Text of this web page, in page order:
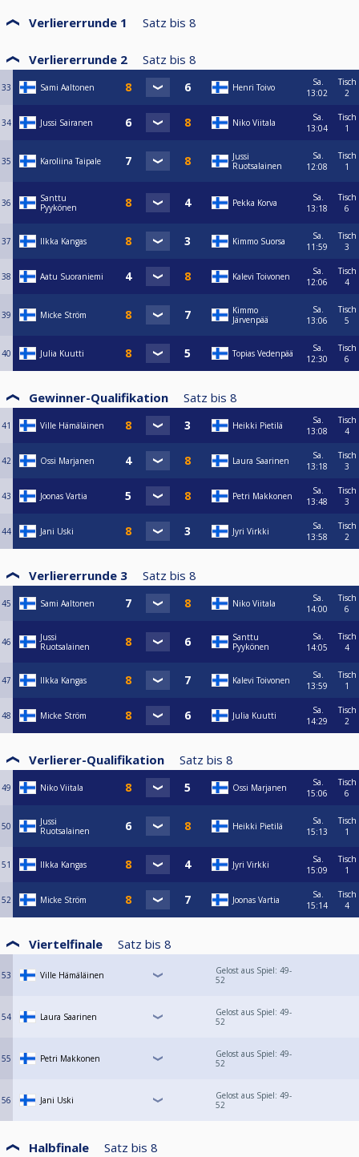
Verliererrunde 1 Satz bis 8
Verliererrunde 2 Satz bis 8
33 Sami Aaltonen Henri Toivo
Sa.
13:02
Tisch
2
34 Jussi Sairanen Niko Viitala
Sa.
13:04
Tisch
1
35 Karoliina Taipale
Jussi
Ruotsalainen
Sa.
12:08
Tisch
1
36
Santtu
Pyykönen
Pekka Korva
Sa.
13:18
Tisch
6
37 Ilkka Kangas Kimmo Suorsa
Sa.
11:59
Tisch
3
38 Aatu Suoraniemi Kalevi Toivonen
Sa.
12:06
Tisch
4
39 Micke Ström
Kimmo
Järvenpää
Sa.
13:06
Tisch
5
40 Julia Kuutti Topias Vedenpää
Sa.
12:30
Tisch
6
Gewinner-Qualifikation Satz bis 8
41 Ville Hämäläinen Heikki Pietilä
Sa.
13:08
Tisch
4
42 Ossi Marjanen Laura Saarinen
Sa.
13:18
Tisch
3
43 Joonas Vartia Petri Makkonen
Sa.
13:48
Tisch
3
44 Jani Uski Jyri Virkki
Sa.
13:58
Tisch
2
Verliererrunde 3 Satz bis 8
45 Sami Aaltonen Niko Viitala
Sa.
14:00
Tisch
6
46
Jussi
Ruotsalainen
Santtu
Pyykönen
Sa.
14:05
Tisch
4
47 Ilkka Kangas Kalevi Toivonen
Sa.
13:59
Tisch
1
48 Micke Ström Julia Kuutti
Sa.
14:29
Tisch
2
Verlierer-Qualifikation Satz bis 8
49 Niko Viitala Ossi Marjanen
Sa.
15:06
Tisch
6
50
Jussi
Ruotsalainen
Heikki Pietilä
Sa.
15:13
Tisch
1
51 Ilkka Kangas Jyri Virkki
Sa.
15:09
Tisch
1
52 Micke Ström Joonas Vartia
Sa.
15:14
Tisch
4
Viertelfinale Satz bis 8
53 Ville Hämäläinen
Gelost aus Spiel: 49-
52
54 Laura Saarinen
Gelost aus Spiel: 49-
52
55 Petri Makkonen
Gelost aus Spiel: 49-
52
56 Jani Uski
Gelost aus Spiel: 49-
52
Halbfinale Satz bis 8